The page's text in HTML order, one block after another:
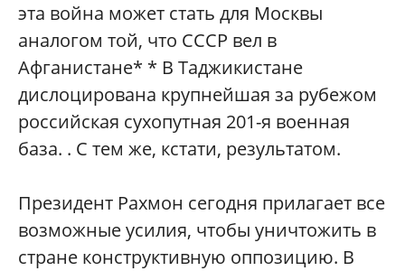
эта война может стать для Москвы
аналогом той, что СССР вел в
Афганистане* * В Таджикистане
дислоцирована крупнейшая за рубежом
российская сухопутная 201-я военная
база. . С тем же, кстати, результатом.
Президент Рахмон сегодня прилагает все
возможные усилия, чтобы уничтожить в
стране конструктивную оппозицию. В